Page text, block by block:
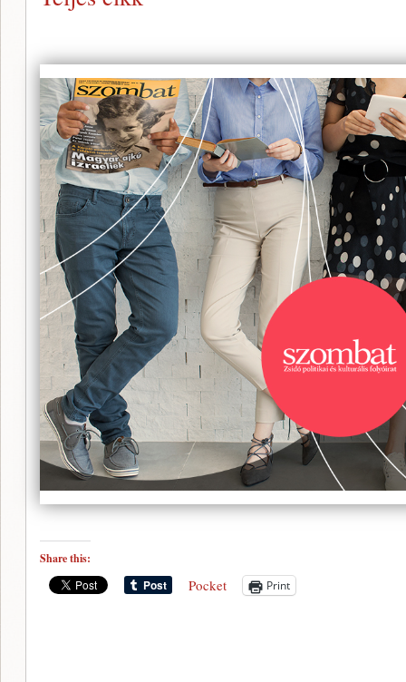
Share this:
Pocket Print